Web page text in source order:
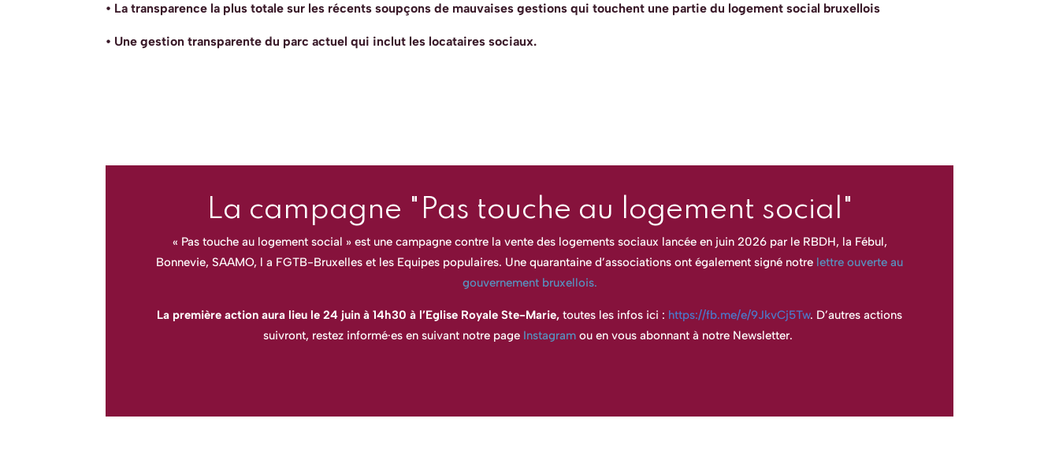
• La transparence la plus totale sur les récents soupçons de mauvaises gestions qui touchent une partie du logement social bruxellois
• Une gestion transparente du parc actuel qui inclut les locataires sociaux.
La campagne "Pas touche au logement social"
« Pas touche au logement social » est une campagne contre la vente des logements sociaux lancée en juin 2026 par le RBDH, la Fébul,
Bonnevie, SAAMO, l a FGTB-Bruxelles et les Equipes populaires. Une quarantaine d’associations ont également signé notre lettre ouverte au
gouvernement bruxellois.
La première action aura lieu le 24 juin à 14h30 à l’Eglise Royale Ste-Marie, toutes les infos ici : https://fb.me/e/9JkvCj5Tw. D’autres actions
suivront, restez informé·es en suivant notre page Instagram ou en vous abonnant à notre Newsletter.